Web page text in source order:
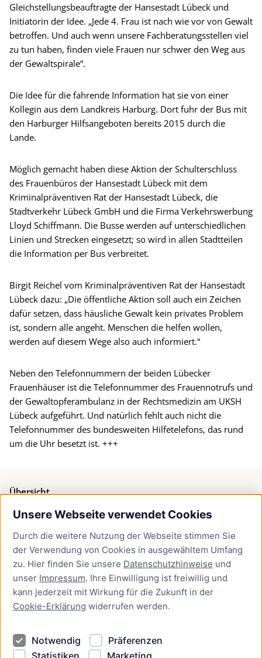
Unsere Webseite verwendet Cookies
Durch die weitere Nutzung der Webseite stimmen Sie
der Verwendung von Cookies in ausgewähltem Umfang
zu. Hier finden Sie unsere Datenschutzhinweise und
unser Impressum. Ihre Einwilligung ist freiwillig und
kann jederzeit mit Wirkung für die Zukunft in der
Cookie-Erklärung widerrufen werden.
Notwendig
Präferenzen
Statistiken
Marketing
Gleichstellungsbeauftragte der Hansestadt Lübeck und
Initiatorin der Idee. „Jede 4. Frau ist nach wie vor von Gewalt
betroffen. Und auch wenn unsere Fachberatungsstellen viel
zu tun haben, finden viele Frauen nur schwer den Weg aus
der Gewaltspirale“.
Die Idee für die fahrende Information hat sie von einer
Kollegin aus dem Landkreis Harburg. Dort fuhr der Bus mit
den Harburger Hilfsangeboten bereits 2015 durch die
Lande.
Möglich gemacht haben diese Aktion der Schulterschluss
des Frauenbüros der Hansestadt Lübeck mit dem
Kriminalpräventiven Rat der Hansestadt Lübeck, die
Stadtverkehr Lübeck GmbH und die Firma Verkehrswerbung
Lloyd Schiffmann. Die Busse werden auf unterschiedlichen
Linien und Strecken eingesetzt; so wird in allen Stadtteilen
die Information per Bus verbreitet.
Birgit Reichel vom Kriminalpräventiven Rat der Hansestadt
Lübeck dazu: „Die öffentliche Aktion soll auch ein Zeichen
dafür setzen, dass häusliche Gewalt kein privates Problem
ist, sondern alle angeht. Menschen die helfen wollen,
werden auf diesem Wege also auch informiert.“
Neben den Telefonnummern der beiden Lübecker
Frauenhäuser ist die Telefonnummer des Frauennotrufs und
der Gewaltopferambulanz in der Rechtsmedizin am UKSH
Lübeck aufgeführt. Und natürlich fehlt auch nicht die
Telefonnummer des bundesweiten Hilfetelefons, das rund
um die Uhr besetzt ist. +++
Übersicht
Bürgerservice
Presse
Newsletter Lübeck:kompakt
Kontakt
Kontakt
Datenschutzhinweise